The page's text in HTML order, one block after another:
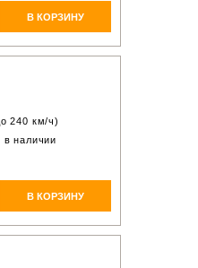
В КОРЗИНУ
240 км/ч)
в наличии
В КОРЗИНУ